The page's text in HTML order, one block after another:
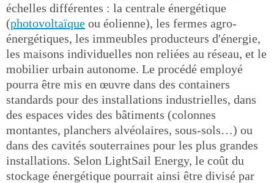
échelles différentes : la centrale énergétique
(photovoltaïque ou éolienne), les fermes agro-
énergétiques, les immeubles producteurs d'énergie,
les maisons individuelles non reliées au réseau, et le
mobilier urbain autonome. Le procédé employé
pourra être mis en œuvre dans des containers
standards pour des installations industrielles, dans
des espaces vides des bâtiments (colonnes
montantes, planchers alvéolaires, sous-sols…) ou
dans des cavités souterraines pour les plus grandes
installations. Selon LightSail Energy, le coût du
stockage énergétique pourrait ainsi être divisé par